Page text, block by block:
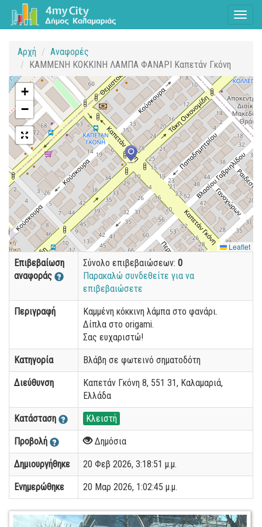
Αρχή
Αναφορές
ΚΑΜΜΕΝΗ ΚΟΚΚΙΝΗ ΛΑΜΠΑ ΦΑΝΑΡΙ Καπετάν Γκόνη
+
−
Leaflet
Επιβεβαίωση
αναφοράς
Σύνολο επιβεβαιώσεων: 0
Παρακαλώ συνδεθείτε για να
επιβεβαιώσετε
Περιγραφή
Καμμένη κόκκινη λάμπα στο φανάρι.
Δίπλα στο origami.
Σας ευχαριστώ!
Κατηγορία Βλάβη σε φωτεινό σηματοδότη
Διεύθυνση
Καπετάν Γκόνη 8, 551 31, Καλαμαριά,
Ελλάδα
Κατάσταση Κλειστή
Προβολή Δημόσια
Δημιουργήθηκε 20 Φεβ 2026, 3:18:51 μ.μ.
Ενημερώθηκε 20 Μαρ 2026, 1:02:45 μ.μ.